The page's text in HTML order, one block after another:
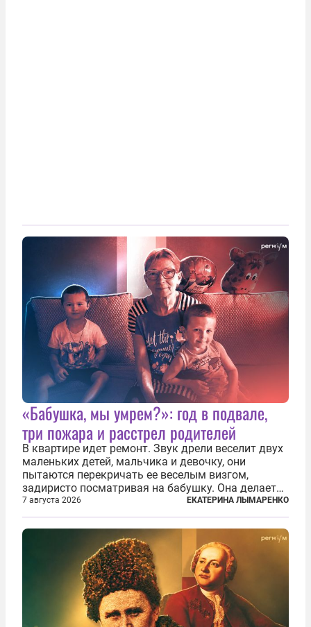
«Бабушка, мы умрем?»: год в подвале,
три пожара и расстрел родителей
В квартире идет ремонт. Звук дрели веселит двух
маленьких детей, мальчика и девочку, они
пытаются перекричать ее веселым визгом,
задиристо посматривая на бабушку. Она делает
им замечание, но внуки чувствуют, что она
сердится невсерьез. И это правда: дрель, конечно,
сверлит противно, но всё...
7 августа 2026 ЕКАТЕРИНА ЛЫМАРЕНКО